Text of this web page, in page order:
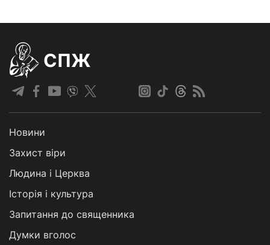
СПЖ
Новини
Захист віри
Людина і Церква
Історія і культура
Запитання до священника
Думки вголос